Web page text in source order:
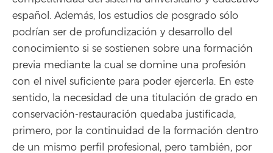
español. Además, los estudios de posgrado sólo
podrían ser de profundización y desarrollo del
conocimiento si se sostienen sobre una formación
previa mediante la cual se domine una profesión
con el nivel suficiente para poder ejercerla. En este
sentido, la necesidad de una titulación de grado en
conservación-restauración quedaba justificada,
primero, por la continuidad de la formación dentro
de un mismo perfil profesional, pero también, por